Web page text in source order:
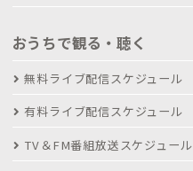
おうちで観る・聴く
無料ライブ配信スケジュール
有料ライブ配信スケジュール
TV＆FM番組放送スケジュール